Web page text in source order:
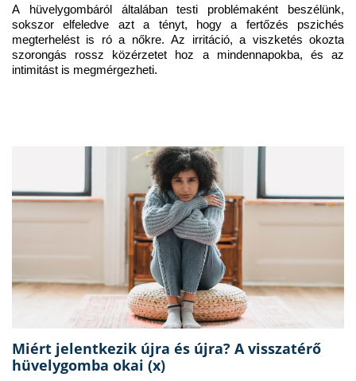
A hüvelygombáról általában testi problémaként beszélünk,
sokszor elfeledve azt a tényt, hogy a fertőzés pszichés
megterhelést is ró a nőkre. Az irritáció, a viszketés okozta
szorongás rossz közérzetet hoz a mindennapokba, és az
intimitást is megmérgezheti.
Miért jelentkezik újra és újra? A visszatérő
hüvelygomba okai (x)